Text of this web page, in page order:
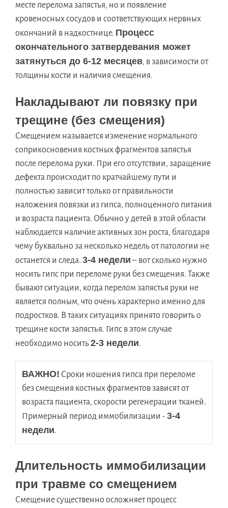
месте перелома запястья, но и появление
кровеносных сосудов и соответствующих нервных
окончаний в надкостнице. Процесс
окончательного затвердевания может
затянуться до 6-12 месяцев, в зависимости от
толщины кости и наличия смещения.
Накладывают ли повязку при
трещине (без смещения)
Смещением называется изменение нормального
соприкосновения костных фрагментов запястья
после перелома руки. При его отсутствии, заращение
дефекта происходит по кратчайшему пути и
полностью зависит только от правильности
наложения повязки из гипса, полноценного питания
и возраста пациента. Обычно у детей в этой области
наблюдается наличие активных зон роста, благодаря
чему буквально за несколько недель от патологии не
останется и следа. 3-4 недели– вот сколько нужно
носить гипс при переломе руки без смещения. Также
бывают ситуации, когда перелом запястья руки не
является полным, что очень характерно именно для
подростков. В таких ситуациях принято говорить о
трещине кости запястья. Гипс в этом случае
необходимо носить2-3 недели.
ВАЖНО! Сроки ношения гипса при переломе
без смещения костных фрагментов зависят от
возраста пациента, скорости регенерации тканей.
Примерный период иммобилизации - 3-4
недели.
Длительность иммобилизации
при травме со смещением
Смещение существенно осложняет процесс